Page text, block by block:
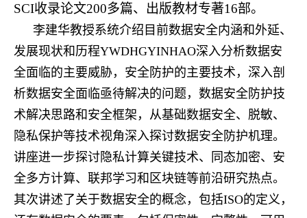
SCI收录论文200多篇、出版教材专著16部。
李建华教授系统介绍目前数据安全内涵和外延、
发展现状和历程YWDHGYINHAO深入分析数据安
全面临的主要威胁，安全防护的主要技术，深入剖
析数据安全面临亟待解决的问题，数据安全防护技
术解决思路和安全框架，从基础数据安全、脱敏、
隐私保护等技术视角深入探讨数据安全防护机理。
讲座进一步探讨隐私计算关键技术、同态加密、安
全多方计算、联邦学习和区块链等前沿研究热点。
其次讲述了关于数据安全的概念，包括ISO的定义，